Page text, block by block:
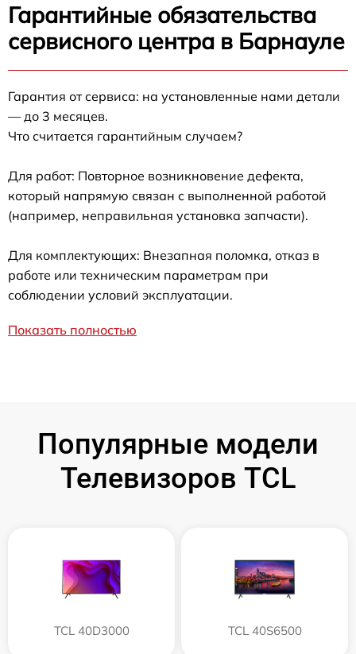
Гарантийные обязательства
сервисного центра в Барнауле
Гарантия от сервиса: на установленные нами детали
— до 3 месяцев.
Что считается гарантийным случаем?
Для работ: Повторное возникновение дефекта,
который напрямую связан с выполненной работой
(например, неправильная установка запчасти).
Для комплектующих: Внезапная поломка, отказ в
работе или техническим параметрам при
соблюдении условий эксплуатации.
Показать полностью
Популярные модели
Телевизоров TCL
TCL 40D3000 TCL 40S6500